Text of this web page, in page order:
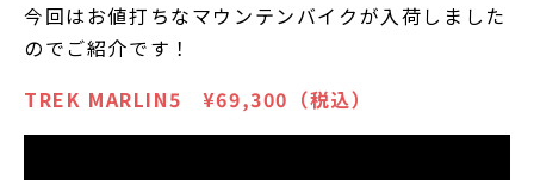
今回はお値打ちなマウンテンバイクが入荷しました
のでご紹介です！
TREK MARLIN5 ¥69,300（税込）